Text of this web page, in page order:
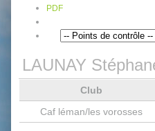
PDF
LAUNAY
Club
Caf léman/les vorosses